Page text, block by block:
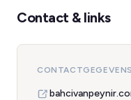
Contact & links
CONTACTGEGEVENS